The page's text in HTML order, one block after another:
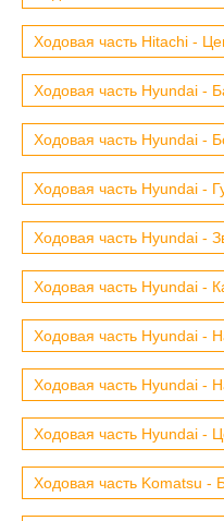
Ходовая часть Hitachi -
Ходовая часть Hyundai -
Ходовая часть Hyundai -
Ходовая часть Hyundai -
Ходовая часть Hyundai -
Ходовая часть Hyundai -
Ходовая часть Hyundai -
Ходовая часть Hyundai -
Ходовая часть Hyundai -
Ходовая часть Komatsu -